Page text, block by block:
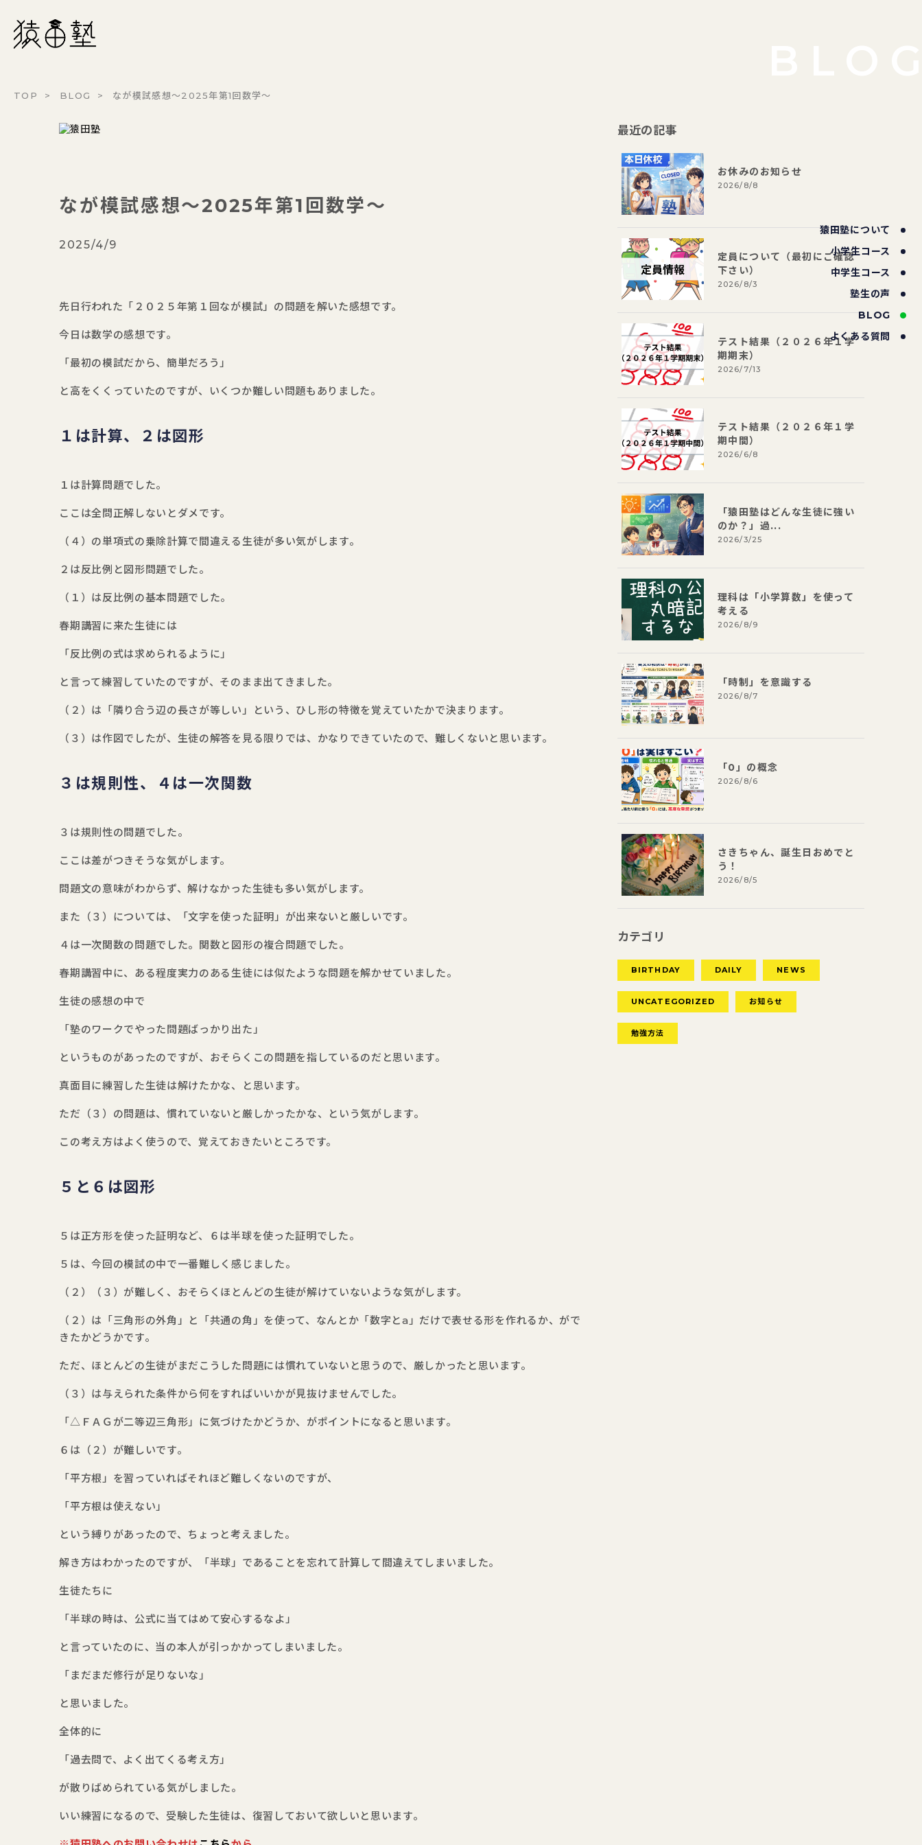
猿田塾について
小学生コース
中学生コース
塾生の声
BLOG
よくある質問
猿田塾
TOP BLOG なが模試感想～2025年第1回数学～
なが模試感想～2025年第1回数学～
2025/4/9
先日行われた「２０２５年第１回なが模試」の問題を解いた感想です。
今日は数学の感想です。
「最初の模試だから、簡単だろう」
と高をくくっていたのですが、いくつか難しい問題もありました。
１は計算、２は図形
１は計算問題でした。
ここは全問正解しないとダメです。
（４）の単項式の乗除計算で間違える生徒が多い気がします。
２は反比例と図形問題でした。
（１）は反比例の基本問題でした。
春期講習に来た生徒には
「反比例の式は求められるように」
と言って練習していたのですが、そのまま出てきました。
（２）は「隣り合う辺の長さが等しい」という、ひし形の特徴を覚えていたかで決まります。
（３）は作図でしたが、生徒の解答を見る限りでは、かなりできていたので、難しくないと思います。
３は規則性、４は一次関数
３は規則性の問題でした。
ここは差がつきそうな気がします。
問題文の意味がわからず、解けなかった生徒も多い気がします。
また（３）については、「文字を使った証明」が出来ないと厳しいです。
４は一次関数の問題でした。関数と図形の複合問題でした。
春期講習中に、ある程度実力のある生徒には似たような問題を解かせていました。
生徒の感想の中で
「塾のワークでやった問題ばっかり出た」
というものがあったのですが、おそらくこの問題を指しているのだと思います。
真面目に練習した生徒は解けたかな、と思います。
ただ（３）の問題は、慣れていないと厳しかったかな、という気がします。
この考え方はよく使うので、覚えておきたいところです。
５と６は図形
５は正方形を使った証明など、６は半球を使った証明でした。
５は、今回の模試の中で一番難しく感じました。
（２）（３）が難しく、おそらくほとんどの生徒が解けていないような気がします。
（２）は「三角形の外角」と「共通の角」を使って、なんとか「数字とa」だけで表せる形を作れるか、がで
きたかどうかです。
ただ、ほとんどの生徒がまだこうした問題には慣れていないと思うので、厳しかったと思います。
（３）は与えられた条件から何をすればいいかが見抜けませんでした。
「△ＦＡＧが二等辺三角形」に気づけたかどうか、がポイントになると思います。
６は（２）が難しいです。
「平方根」を習っていればそれほど難しくないのですが、
「平方根は使えない」
という縛りがあったので、ちょっと考えました。
解き方はわかったのですが、「半球」であることを忘れて計算して間違えてしまいました。
生徒たちに
「半球の時は、公式に当てはめて安心するなよ」
と言っていたのに、当の本人が引っかかってしまいました。
「まだまだ修行が足りないな」
と思いました。
全体的に
「過去問で、よく出てくる考え方」
が散りばめられている気がしました。
いい練習になるので、受験した生徒は、復習しておいて欲しいと思います。
最近の記事
お休みのお知らせ
2026/8/8
定員について（最初にご確認
下さい）
2026/8/3
テスト結果（２０２６年１学
期期末）
2026/7/13
テスト結果（２０２６年１学
期中間）
2026/6/8
「猿田塾はどんな生徒に強い
のか？」過...
2026/3/25
理科は「小学算数」を使って
考える
2026/8/9
「時制」を意識する
2026/8/7
「0」の概念
2026/8/6
さきちゃん、誕生日おめでと
う！
2026/8/5
カテゴリ
BIRTHDAY DAILY NEWS
UNCATEGORIZED お知らせ
勉強方法